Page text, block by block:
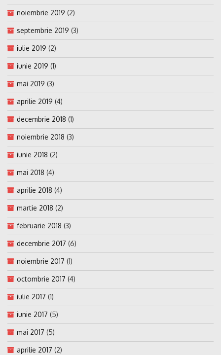
noiembrie 2019 (2)
septembrie 2019 (3)
iulie 2019 (2)
iunie 2019 (1)
mai 2019 (3)
aprilie 2019 (4)
decembrie 2018 (1)
noiembrie 2018 (3)
iunie 2018 (2)
mai 2018 (4)
aprilie 2018 (4)
martie 2018 (2)
februarie 2018 (3)
decembrie 2017 (6)
noiembrie 2017 (1)
octombrie 2017 (4)
iulie 2017 (1)
iunie 2017 (5)
mai 2017 (5)
aprilie 2017 (2)